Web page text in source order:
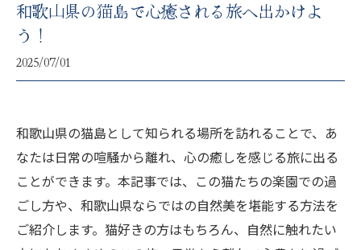
和歌山県の猫島で心癒される旅へ出かけよ
う！
2025/07/01
和歌山県の猫島として知られる場所を訪れることで、あ
なたは日常の喧騒から離れ、心の癒しを感じる旅に出る
ことができます。本記事では、この猫たちの楽園での過
ごし方や、和歌山県ならではの自然美を堪能する方法を
ご紹介します。猫好きの方はもちろん、自然に触れたい